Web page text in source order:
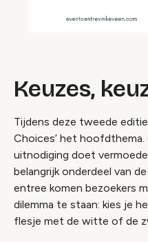
Keuzes,
Tijdens deze tweede
Choices’ het
uitnodiging doet
belangrijk onderdeel van
entree komen bezoekers
dilemma te staan: kies je
flesje met de witte of de